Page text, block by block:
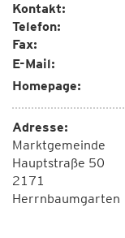
Kontakt:
Telefon:
Fax:
E-Mail:
Homepage:
Adresse:
Marktgemeinde
Hauptstraße 50
2171
Herrnbaumgarten